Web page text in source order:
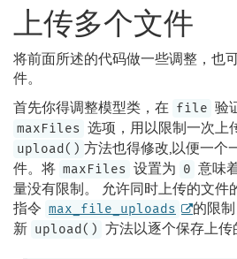
上传多个文件
将前面所述的代码做一些调整，也
件。
首先你得调整模型类，在 file 验
maxFiles 选项，用以限制一次上
upload() 方法也得修改,以便一个
件。将 maxFiles 设置为 0 意味
量没有限制。 允许同时上传的文件
指令 max_file_uploads
的限
新 upload() 方法以逐个保存上传